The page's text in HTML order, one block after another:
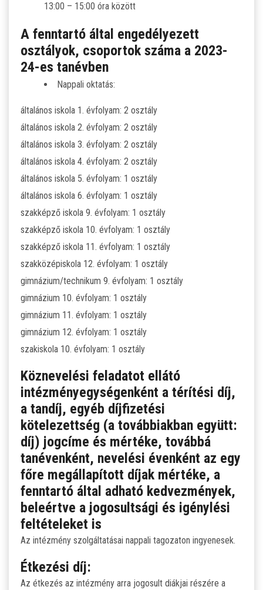
ÁLLÁS
ÉTKEZÉS
KORONAVÍRUS
ÁLTALÁNOS ISKOLAI OKTATÁS
ÁLTALÁNOS KÖZÉPFOKÚ OKTATÁS
KÖZÉPFOKÚ OKTATÁS
SZAKMAI KÖZÉPFOKÚ OKTATÁS
FELNŐTTOKTATÁS: ESTI GIMNÁZIUM
INTÉZMÉNYI DOKUMENTUMOK
KÖZZÉTÉTELI LISTA
JELENTKEZÉSI LAP/FELVÉTELI KÉRVÉNY
LETÖLTHETŐ NYOMTATVÁNYOK
DUÁLIS PARTNEREINK A SZAKKKÉPZÉSBEN
HÍREK, AKTUALITÁSOK
13:00 – 15:00 óra között
A fenntartó által engedélyezett
osztályok, csoportok száma a 2023-
24-es tanévben
Nappali oktatás:
általános iskola 1. évfolyam: 2 osztály
általános iskola 2. évfolyam: 2 osztály
általános iskola 3. évfolyam: 2 osztály
általános iskola 4. évfolyam: 2 osztály
általános iskola 5. évfolyam: 1 osztály
általános iskola 6. évfolyam: 1 osztály
szakképző iskola 9. évfolyam: 1 osztály
szakképző iskola 10. évfolyam: 1 osztály
szakképző iskola 11. évfolyam: 1 osztály
szakközépiskola 12. évfolyam: 1 osztály
gimnázium/technikum 9. évfolyam: 1 osztály
gimnázium 10. évfolyam: 1 osztály
gimnázium 11. évfolyam: 1 osztály
gimnázium 12. évfolyam: 1 osztály
szakiskola 10. évfolyam: 1 osztály
Köznevelési feladatot ellátó
intézményegységenként a térítési díj,
a tandíj, egyéb díjfizetési
kötelezettség (a továbbiakban együtt:
díj) jogcíme és mértéke, továbbá
tanévenként, nevelési évenként az egy
főre megállapított díjak mértéke, a
fenntartó által adható kedvezmények,
beleértve a jogosultsági és igénylési
feltételeket is
Az intézmény szolgáltatásai nappali tagozaton ingyenesek.
Étkezési díj:
Az étkezés az intézmény arra jogosult diákjai részére a